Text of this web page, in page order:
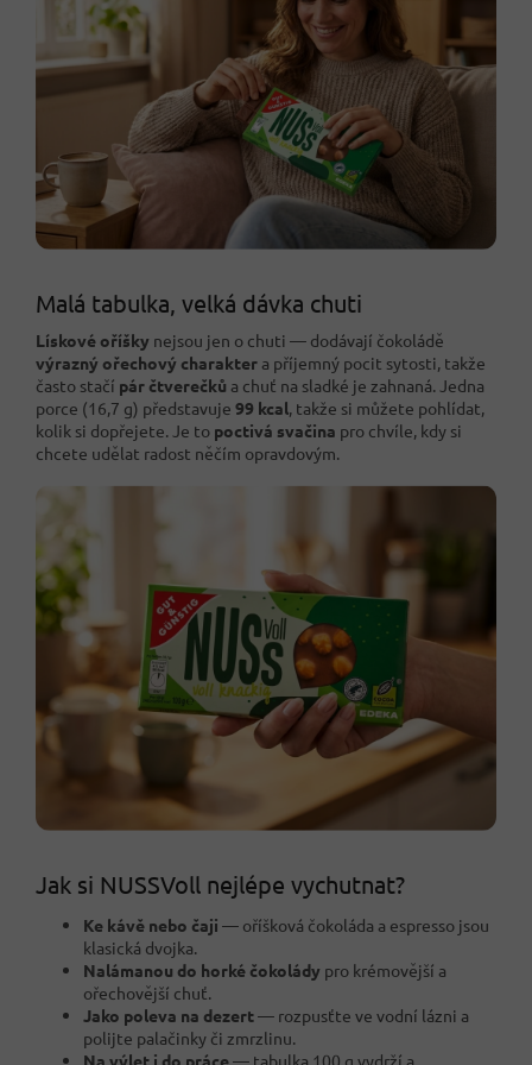
Malá tabulka, velká dávka chuti
Lískové oříšky nejsou jen o chuti — dodávají čokoládě
výrazný ořechový charakter a příjemný pocit sytosti, takže
často stačí pár čtverečků a chuť na sladké je zahnaná. Jedna
porce (16,7 g) představuje 99 kcal, takže si můžete pohlídat,
kolik si dopřejete. Je to poctivá svačina pro chvíle, kdy si
chcete udělat radost něčím opravdovým.
Jak si NUSSVoll nejlépe vychutnat?
Ke kávě nebo čaji — oříšková čokoláda a espresso jsou
klasická dvojka.
Nalámanou do horké čokolády pro krémovější a
ořechovější chuť.
Jako poleva na dezert— rozpusťte ve vodní lázni a
polijte palačinky či zmrzlinu.
Na výlet i do práce— tabulka 100 g vydrží a